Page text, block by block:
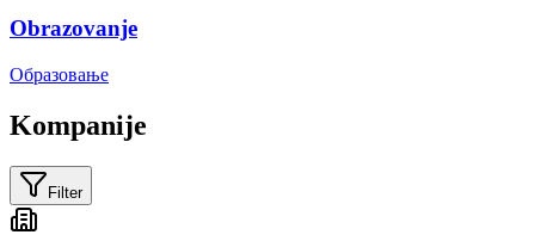
Obrazovanje
Образовање
Kompanije
Filter